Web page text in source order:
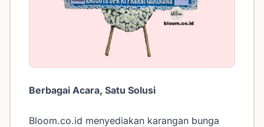
Berbagai Acara, Satu Solusi
Bloom.co.id menyediakan karangan bunga